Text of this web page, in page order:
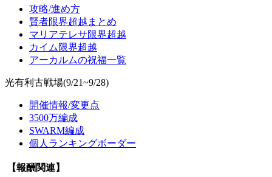
攻略/進め方
賢者限界超越まとめ
マリアテレサ限界超越
カイム限界超越
アーカルムの祝福一覧
光有利古戦場(9/21~9/28)
開催情報/変更点
3500万編成
SWARM編成
個人ランキングボーダー
【報酬関連】